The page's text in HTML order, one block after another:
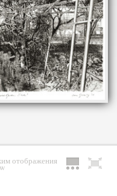
отображения